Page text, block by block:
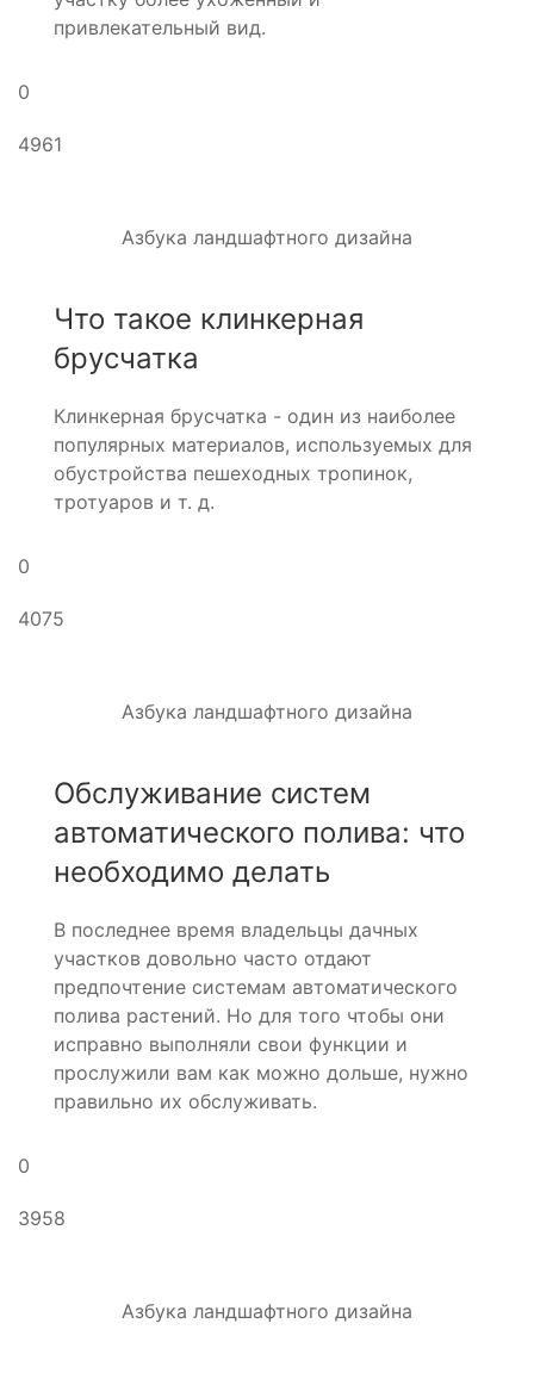
привлекательный вид.
0
4961
Азбука ландшафтного дизайна
Что такое клинкерная
брусчатка
Клинкерная брусчатка - один из наиболее
популярных материалов, используемых для
обустройства пешеходных тропинок,
тротуаров и т. д.
0
4075
Азбука ландшафтного дизайна
Обслуживание систем
автоматического полива: что
необходимо делать
В последнее время владельцы дачных
участков довольно часто отдают
предпочтение системам автоматического
полива растений. Но для того чтобы они
исправно выполняли свои функции и
прослужили вам как можно дольше, нужно
правильно их обслуживать.
0
3958
Азбука ландшафтного дизайна